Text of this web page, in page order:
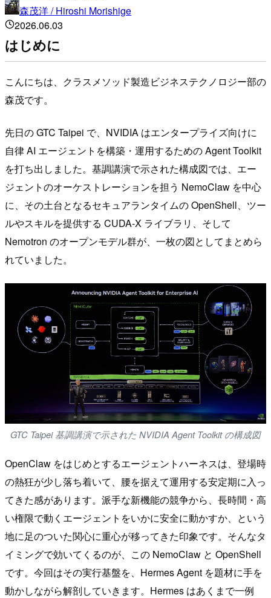
森茂洋 / Hiroshi Morishige
2026.06.03
はじめに
こんにちは、クラスメソッド製造ビジネステクノロジー部の
森茂です。
先日の GTC Taipei で、NVIDIA はエンタープライズ向けに
自律 AI エージェントを構築・運用するための Agent Toolkit
を打ち出しました。基調講演で示された構成図では、エー
ジェントのオーケストレーションを担う NemoClaw を中心
に、その土台となるセキュアランタイムの OpenShell、ツー
ルやスキルを提供する CUDA-X ライブラリ、そして
Nemotron のオープンモデル群が、一枚の図としてまとめら
れていました。
GTC Taipei 基調講演で示された NVIDIA Agent Toolkit の構成図
OpenClaw をはじめとするエージェントハーネスは、登場時
の熱狂が少し落ち着いて、腰を据えて運用する安定期に入っ
てきた感があります。派手な新機能の競争から、長時間・高
い権限で動くエージェントをいかに安全に動かすか、という
地に足のついた関心に重心が移ってきた印象です。そんなタ
イミングで効いてくるのが、この NemoClaw と OpenShell
です。今回はその実行基盤を、Hermes Agent を題材に手を
動かしながら解剖していきます。Hermes はあくまで一例